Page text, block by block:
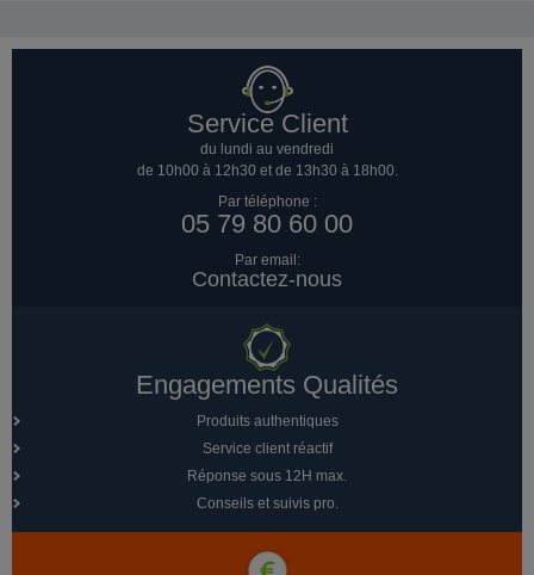
Service Client
du lundi au vendredi
de 10h00 à 12h30 et de 13h30 à 18h00.
Par téléphone :
05 79 80 60 00
Par email:
Contactez-nous
Engagements Qualités
Produits authentiques
Service client réactif
Réponse sous 12H max.
Conseils et suivis pro.